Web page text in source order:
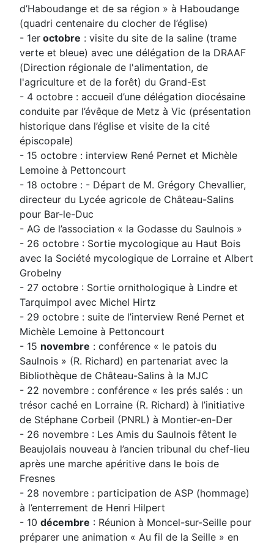
d’Haboudange et de sa région » à Haboudange
(quadri centenaire du clocher de l’église)
- 1er octobre : visite du site de la saline (trame
verte et bleue) avec une délégation de la DRAAF
(Direction régionale de l'alimentation, de
l'agriculture et de la forêt) du Grand-Est
- 4 octobre : accueil d’une délégation diocésaine
conduite par l’évêque de Metz à Vic (présentation
historique dans l’église et visite de la cité
épiscopale)
- 15 octobre : interview René Pernet et Michèle
Lemoine à Pettoncourt
- 18 octobre : - Départ de M. Grégory Chevallier,
directeur du Lycée agricole de Château-Salins
pour Bar-le-Duc
- AG de l’association « la Godasse du Saulnois »
- 26 octobre : Sortie mycologique au Haut Bois
avec la Société mycologique de Lorraine et Albert
Grobelny
- 27 octobre : Sortie ornithologique à Lindre et
Tarquimpol avec Michel Hirtz
- 29 octobre : suite de l’interview René Pernet et
Michèle Lemoine à Pettoncourt
- 15 novembre : conférence « le patois du
Saulnois » (R. Richard) en partenariat avec la
Bibliothèque de Château-Salins à la MJC
- 22 novembre : conférence « les prés salés : un
trésor caché en Lorraine (R. Richard) à l’initiative
de Stéphane Corbeil (PNRL) à Montier-en-Der
- 26 novembre : Les Amis du Saulnois fêtent le
Beaujolais nouveau à l’ancien tribunal du chef-lieu
après une marche apéritive dans le bois de
Fresnes
- 28 novembre : participation de ASP (hommage)
à l’enterrement de Henri Hilpert
- 10 décembre : Réunion à Moncel-sur-Seille pour
préparer une animation « Au fil de la Seille » en